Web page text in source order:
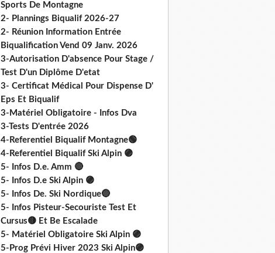
Sports De Montagne
2- Plannings Biqualif 2026-27
2- Réunion Information Entrée
Biqualification Vend 09 Janv. 2026
3-Autorisation D'absence Pour Stage /
Test D'un Diplôme D'etat
3- Certificat Médical Pour Dispense D'
Eps Et Biqualif
3-Matériel Obligatoire - Infos Dva
3-Tests D'entrée 2026
4-Referentiel Biqualif Montagne🟢
4-Referentiel Biqualif Ski Alpin 🟣
5- Infos D.e. Amm 🔴
5- Infos D.e Ski Alpin 🟣
5- Infos De. Ski Nordique🔵
5- Infos Pisteur-Secouriste Test Et
Cursus🟡 Et Be Escalade
5- Matériel Obligatoire Ski Alpin 🟣
5-Prog Prévi Hiver 2023 Ski Alpin🟣